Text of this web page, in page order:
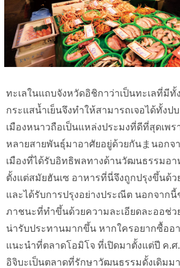
ทะเลในแถบจังหวัดอิชิกาว่าเป็นทะเลที่มี
กระแสน้ำเย็นจึงทำให้สามารถเจอได้ทั้งป
เมืองหนาวถือเป็นแหล่งประมงที่ดีที่สุดเพ
หลายสายพันธุ์มาอาศัยอยู่ด้วยกันまนอกจ
เมืองที่ได้รับอิทธิพลทางด้านวัฒนธรรมอา
ตั้งแต่สมัยฮันเซ อาหารที่นี่จึงถูกปรุงขึ้นด้
และได้รับการปรุงอย่างประณีต นอกจากนี้
ภาชนะที่ทำขึ้นด้วยความละเอียดละออช่ว
น่ารับประทานมากขึ้น หากใครอยากซื้ออ
แนะนำที่ตลาดโอมิโจ ที่เปิดมาตั้งแต่ปี ค.ศ
อิจิบะเป็นตลาดที่รักษาวัฒนธรรมดั้งเดิมม